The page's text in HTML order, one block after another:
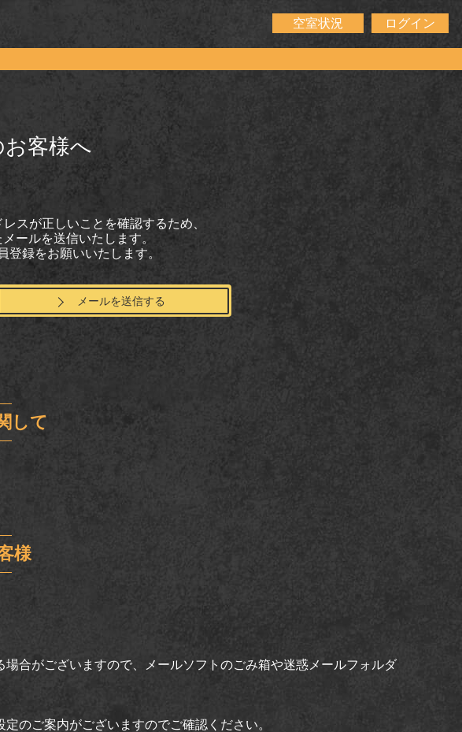
空室状況 ログイン
客様へ
スが正しいことを確認するため、
ールを送信いたします。
録をお願いいたします。
メールを送信する
して
様
合がございますので、メールソフトのごみ箱や迷惑メールフォルダ
のご案内がございますのでご確認ください。